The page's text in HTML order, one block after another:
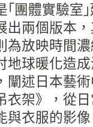
｢團體實驗室
出兩個版本
為放映時間
地球暖化造
闡述日本藝
衣架》，從
與衣服的影